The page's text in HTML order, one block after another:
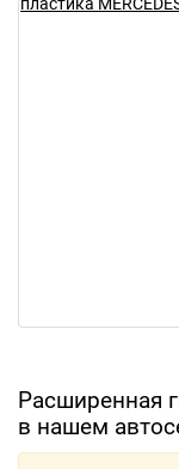
Расширенная
в нашем